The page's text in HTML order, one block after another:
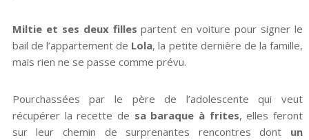
Miltie et ses deux filles partent en voiture pour signer le
bail de l’appartement de Lola, la petite dernière de la famille,
mais rien ne se passe comme prévu.
Pourchassées par le père de l’adolescente qui veut
récupérer la recette de sa baraque à frites, elles feront
sur leur chemin de surprenantes rencontres dont un